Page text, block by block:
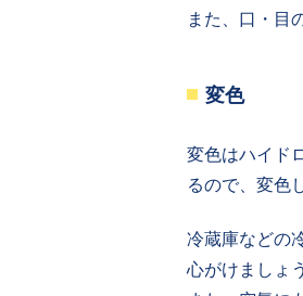
また、口・目
変色
変色はハイド
るので、変色
冷蔵庫などの
心がけましょ